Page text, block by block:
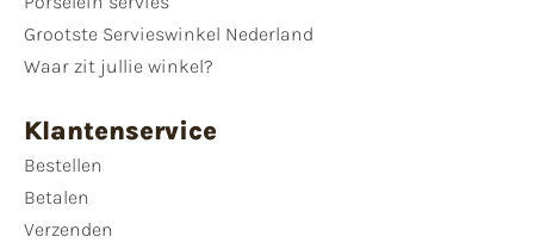
Grootste Servieswinkel Nederland
Waar zit jullie winkel?
Klantenservice
Bestellen
Betalen
Verzenden